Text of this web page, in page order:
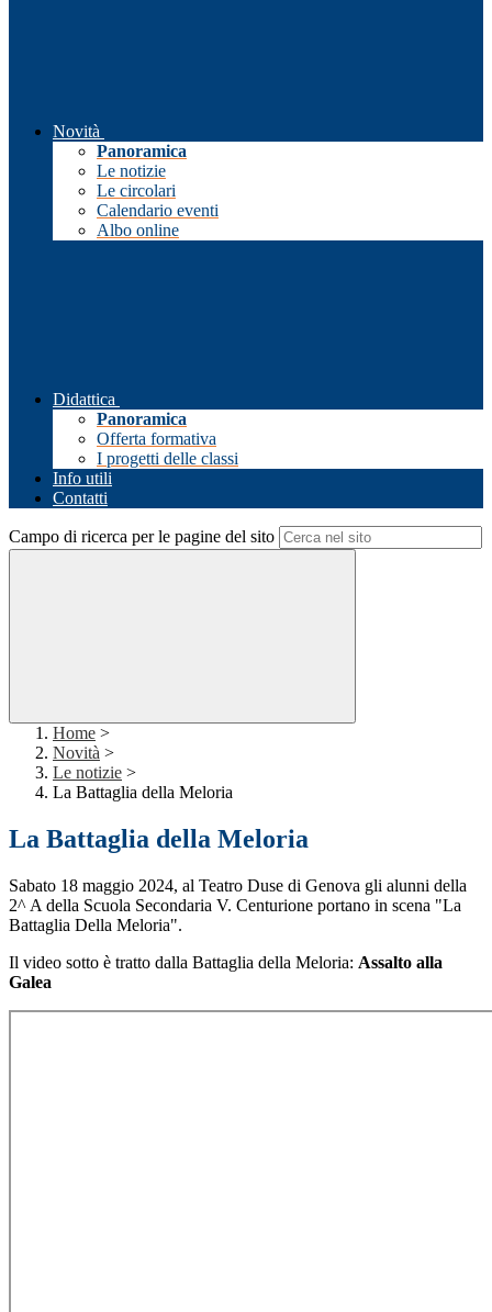
Novità
Panoramica
Le notizie
Le circolari
Calendario eventi
Albo online
Didattica
Panoramica
Offerta formativa
I progetti delle classi
Info utili
Contatti
Campo di ricerca per le pagine del sito
Home >
Novità >
Le notizie >
La Battaglia della Meloria
La Battaglia della Meloria
Sabato 18 maggio 2024, al Teatro Duse di Genova gli alunni della
2^ A della Scuola Secondaria V. Centurione portano in scena "La
Battaglia Della Meloria".
Il video sotto è tratto dalla Battaglia della Meloria: Assalto alla
Galea